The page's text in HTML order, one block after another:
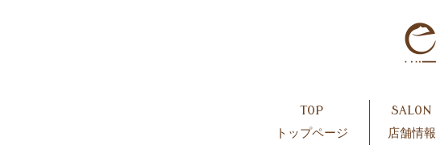
TOP
トップページ
SALON
店舗情報